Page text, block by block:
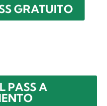
GRATUITO
PASS A